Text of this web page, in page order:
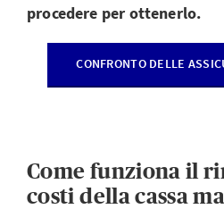
procedere per ottenerlo.
CONFRONTO DELLE
Come funziona il
costi della cassa